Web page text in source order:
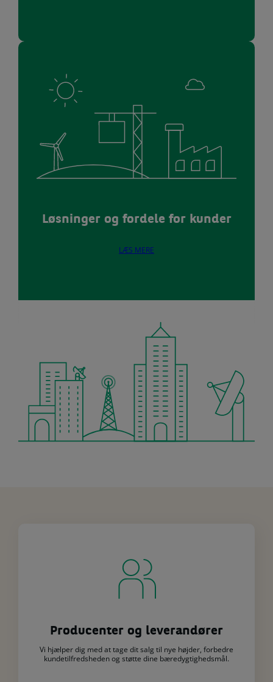
Løsninger og fordele for kunder
LÆS MERE
Producenter og leverandører
Vi hjælper dig med at tage dit salg til nye højder, forbedre
kundetilfredsheden og støtte dine bæredygtighedsmål.